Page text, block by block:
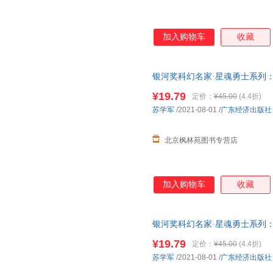
加入购物车 收藏
银河奖科幻名家·星魂勇士系列
准。（书名没写全多少册的均
¥19.79 定价： ¥45.00 (4.4折)
北京枫林苑图书专营店
苏学军 /2021-08-01 /广东经济出版社
加入购物车 收藏
银河奖科幻名家·星魂勇士系列
（书名没写全多少册的均为单
¥19.79 定价： ¥45.00 (4.4折)
苏学军 /2021-08-01 /广东经济出版社